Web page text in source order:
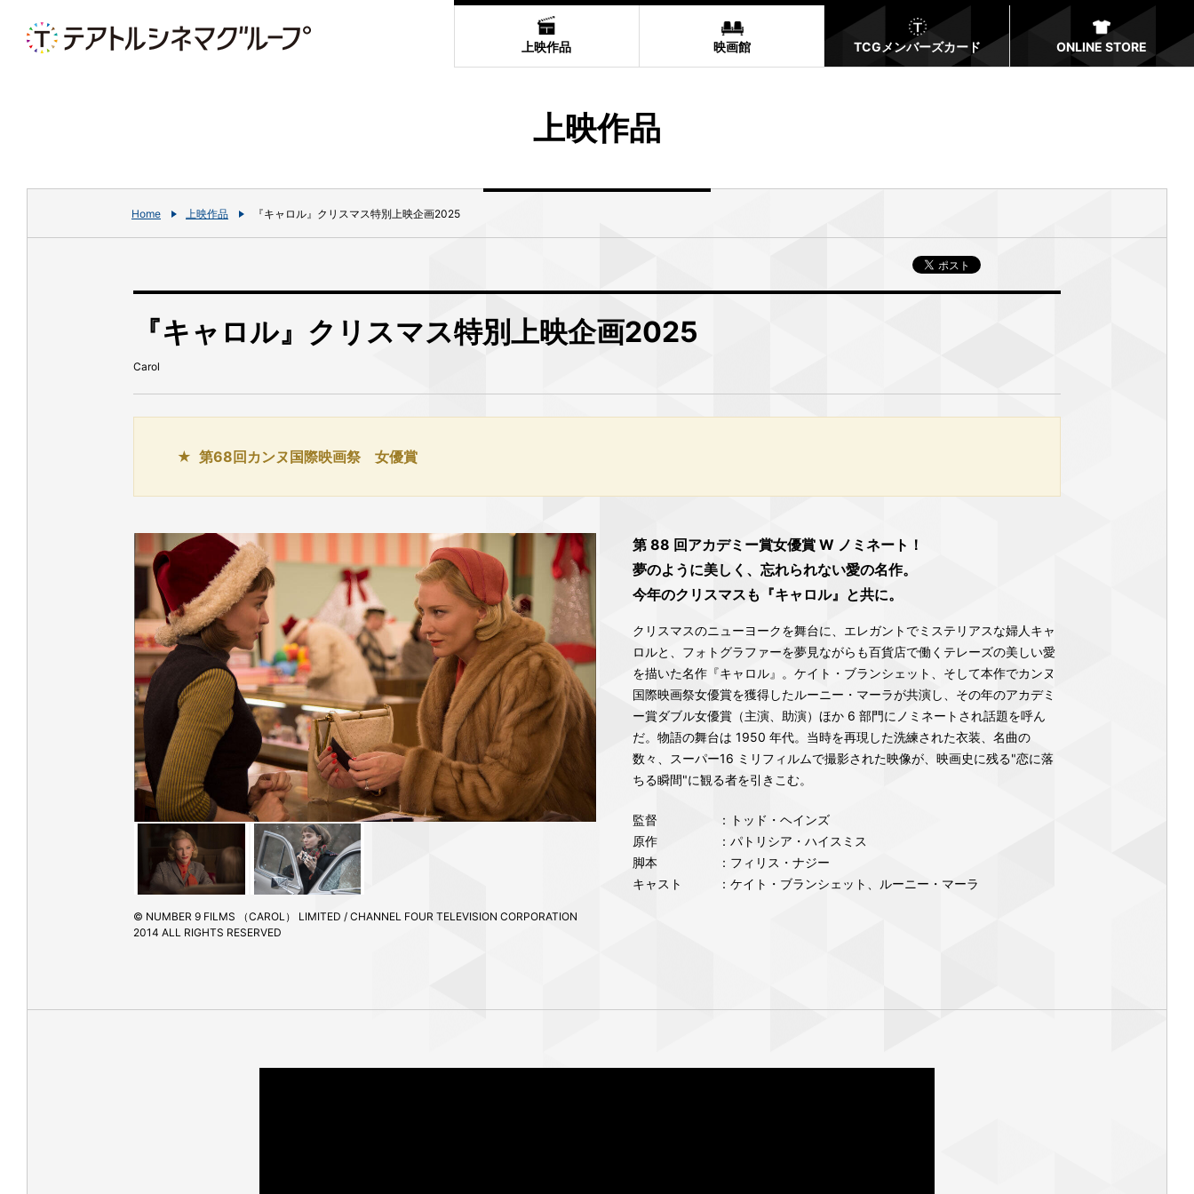
上映作品 映画館 TCGメンバーズカード ONLINE STORE
上映作品
Home 上映作品 『キャロル』クリスマス特別上映企画2025
『キャロル』クリスマス特別上映企画2025
Carol
第68回カンヌ国際映画祭 女優賞
© NUMBER 9 FILMS （CAROL） LIMITED / CHANNEL FOUR TELEVISION CORPORATION
2014 ALL RIGHTS RESERVED
第 88 回アカデミー賞女優賞 W ノミネート！
夢のように美しく、忘れられない愛の名作。
今年のクリスマスも『キャロル』と共に。
クリスマスのニューヨークを舞台に、エレガントでミステリアスな婦人キャ
ロルと、フォトグラファーを夢見ながらも百貨店で働くテレーズの美しい愛
を描いた名作『キャロル』。ケイト・ブランシェット、そして本作でカンヌ
国際映画祭女優賞を獲得したルーニー・マーラが共演し、その年のアカデミ
ー賞ダブル女優賞（主演、助演）ほか 6 部門にノミネートされ話題を呼ん
だ。物語の舞台は 1950 年代。当時を再現した洗練された衣装、名曲の
数々、スーパー16 ミリフィルムで撮影された映像が、映画史に残る"恋に落
ちる瞬間"に観る者を引きこむ。
監督
：トッド・ヘインズ
原作
：パトリシア・ハイスミス
脚本
：フィリス・ナジー
キャスト
：ケイト・ブランシェット、ルーニー・マーラ